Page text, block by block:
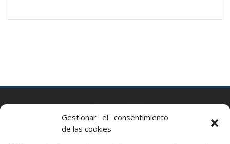
Gestionar el consentimiento
de las cookies
Via Augusta 2 bis, 3º, 08006 Barcelona